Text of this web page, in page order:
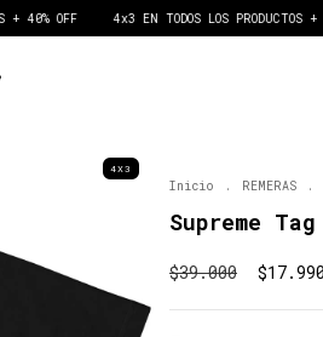
4x3 EN TODOS LOS PRODUCTOS + 40% OFF 4x3
4X3
Inicio . REMERAS .
Supreme Tag
$39.000 $17.990